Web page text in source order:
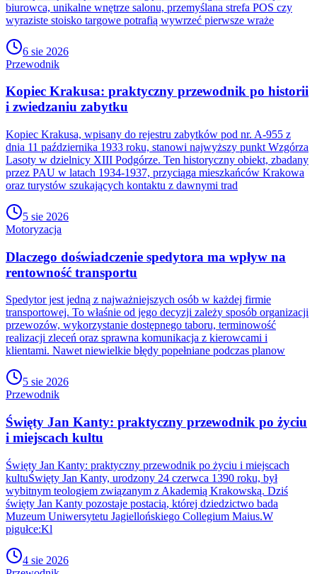
biurowca, unikalne wnętrze salonu, przemyślana strefa POS czy
wyraziste stoisko targowe potrafią wywrzeć pierwsze wraże
6 sie 2026
Przewodnik
Kopiec Krakusa: praktyczny przewodnik po historii
i zwiedzaniu zabytku
Kopiec Krakusa, wpisany do rejestru zabytków pod nr. A-955 z
dnia 11 października 1933 roku, stanowi najwyższy punkt Wzgórza
Lasoty w dzielnicy XIII Podgórze. Ten historyczny obiekt, zbadany
przez PAU w latach 1934-1937, przyciąga mieszkańców Krakowa
oraz turystów szukających kontaktu z dawnymi trad
5 sie 2026
Motoryzacja
Dlaczego doświadczenie spedytora ma wpływ na
rentowność transportu
Spedytor jest jedną z najważniejszych osób w każdej firmie
transportowej. To właśnie od jego decyzji zależy sposób organizacji
przewozów, wykorzystanie dostępnego taboru, terminowość
realizacji zleceń oraz sprawna komunikacja z kierowcami i
klientami. Nawet niewielkie błędy popełniane podczas planow
5 sie 2026
Przewodnik
Święty Jan Kanty: praktyczny przewodnik po życiu
i miejscach kultu
Święty Jan Kanty: praktyczny przewodnik po życiu i miejscach
kultuŚwięty Jan Kanty, urodzony 24 czerwca 1390 roku, był
wybitnym teologiem związanym z Akademią Krakowską. Dziś
święty Jan Kanty pozostaje postacią, której dziedzictwo bada
Muzeum Uniwersytetu Jagiellońskiego Collegium Maius.W
pigułce:Kl
4 sie 2026